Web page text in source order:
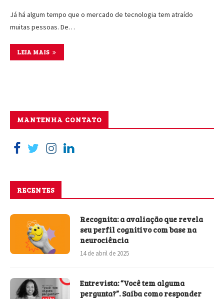
Já há algum tempo que o mercado de tecnologia tem atraído
muitas pessoas. De…
LEIA MAIS
MANTENHA CONTATO
RECENTES
Recognita: a avaliação que revela
seu perfil cognitivo com base na
neurociência
14 de abril de 2025
Entrevista: “Você tem alguma
pergunta?”. Saiba como responder